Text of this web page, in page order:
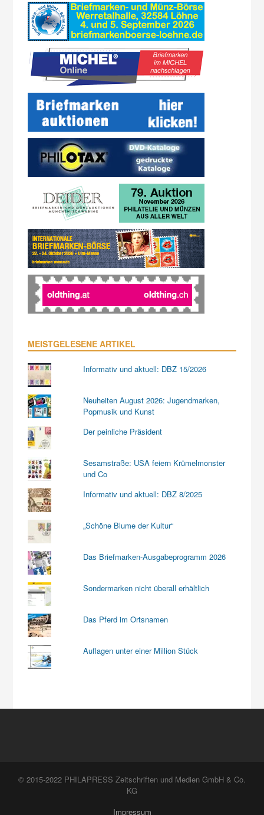
MEISTGELESENE ARTIKEL
Informativ und aktuell: DBZ 15/2026
Neuheiten August 2026: Jugendmarken,
Popmusik und Kunst
Der peinliche Präsident
Sesamstraße: USA feiern Krümelmonster
und Co
Informativ und aktuell: DBZ 8/2025
„Schöne Blume der Kultur“
Das Briefmarken-Ausgabeprogramm 2026
Sondermarken nicht überall erhältlich
Das Pferd im Ortsnamen
Auflagen unter einer Million Stück
© 2015-2022 PHILAPRESS Zeitschriften und Medien GmbH & Co.
KG
Impressum